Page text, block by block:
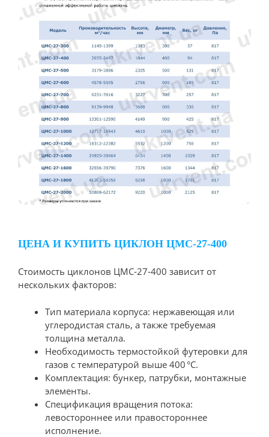
ЦЕНА И КУПИТЬ ЦИКЛОН ЦМС-27-400
Стоимость циклонов ЦМС-27-400 зависит от
нескольких факторов:
Тип материала корпуса: нержавеющая или
углеродистая сталь, а также требуемая
толщина металла.
Необходимость термостойкой футеровки для
газов с температурой выше 400 °C.
Комплектация: бункер, патрубки, монтажные
элементы.
Спецификация вращения потока:
левостороннее или правостороннее
исполнение.